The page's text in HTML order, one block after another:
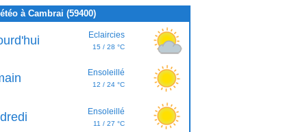
à Cambrai (59400)
Eclaircies
15 / 28 °C
Ensoleillé
12 / 24 °C
Ensoleillé
11 / 27 °C